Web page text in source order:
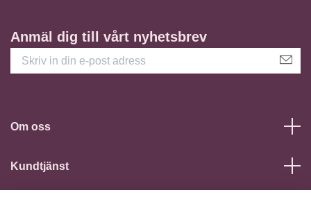
Anmäl dig till vårt nyhetsbrev
Om oss
Kundtjänst